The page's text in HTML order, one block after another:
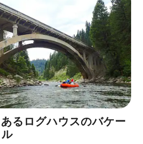
るログハウスのバケー